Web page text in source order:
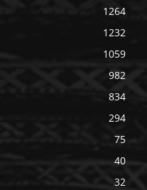
1264
1232
1059
982
834
294
75
40
32